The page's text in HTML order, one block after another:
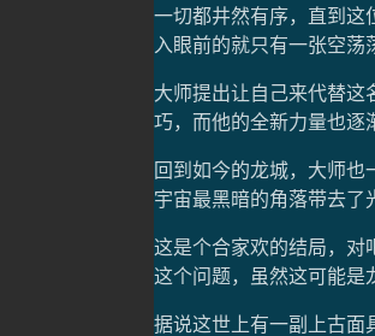
一切都井然有序，直到这
入眼前的就只有一张空
大师提出让自己来代替这
巧，而他的全新力量也逐
回到如今的龙城，大师也
宇宙最黑暗的角落带去了
这是个合家欢的结局，对
这个问题，虽然这可能是
据说这世上有一副上古面